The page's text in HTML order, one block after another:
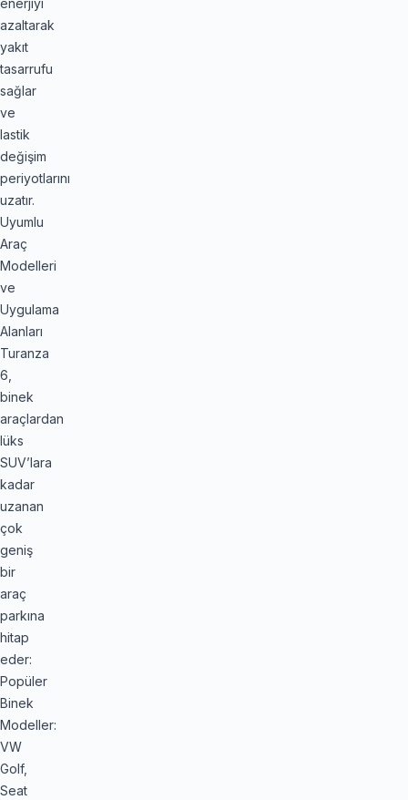
enerjiyi
azaltarak
yakıt
tasarrufu
sağlar
ve
lastik
değişim
periyotlarını
uzatır.
Uyumlu
Araç
Modelleri
ve
Uygulama
Alanları
Turanza
6,
binek
araçlardan
lüks
SUV’lara
kadar
uzanan
çok
geniş
bir
araç
parkına
hitap
eder:
Popüler
Binek
Modeller:
VW
Golf,
Seat